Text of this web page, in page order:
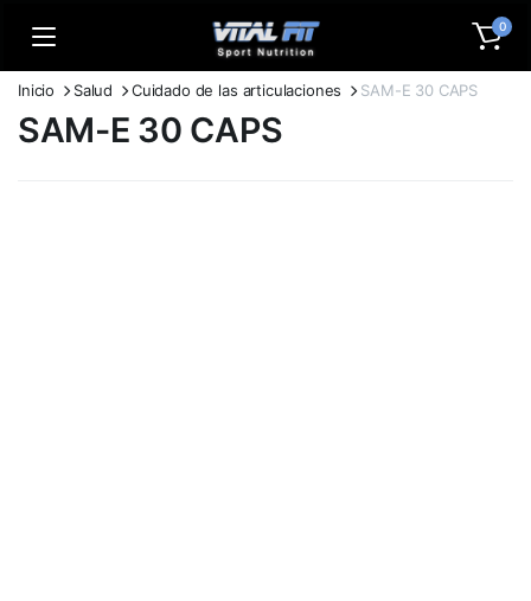
0
Inicio Salud Cuidado de las articulaciones SAM-E 30 CAPS
SAM-E 30 CAPS